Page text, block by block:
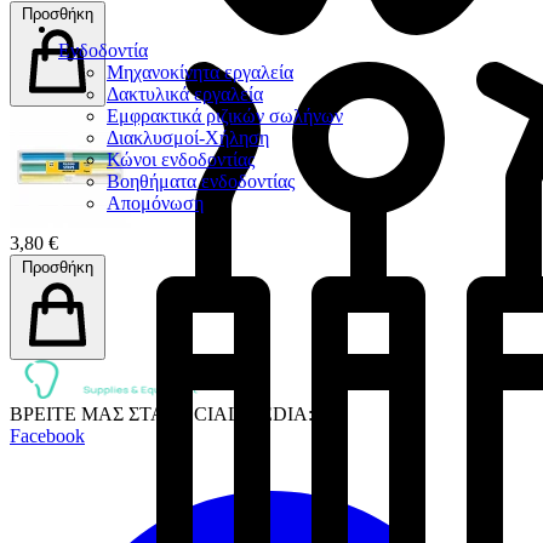
Ενδοδοντία
Μηχανοκίνητα εργαλεία
Δακτυλικά εργαλεία
Εμφρακτικά ριζικών σωλήνων
Διακλυσμοί-Χήληση
Κώνοι ενδοδοντίας
Βοηθήματα ενδοδοντίας
Απομόνωση
Προσθήκη
3,80 €
Προσθήκη
ΒΡΕΙΤΕ ΜΑΣ ΣΤΑ SOCIAL MEDIA:
Facebook